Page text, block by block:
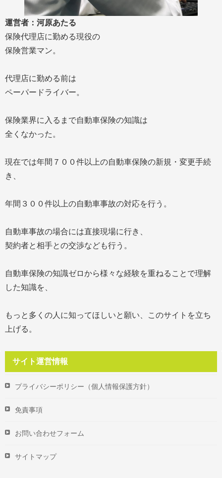
運営者：河原あたる
保険代理店に勤める現役の
保険営業マン。
代理店に勤める前は
ペーパードライバー。
保険業界に入るまで自動車保険の知識は
全くなかった。
現在では年間７００件以上の自動車保険の新規・変更手続
き、
年間３００件以上の自動車事故の対応を行う。
自動車事故の場合には直接現場に行き、
契約者と相手との交渉なども行う。
自動車保険の知識ゼロから様々な経験を重ねることで理解
した知識を、
もっと多くの人に知ってほしいと願い、このサイトを立ち
上げる。
サイト運営情報
プライバシーポリシー（個人情報保護方針）
免責事項
お問い合わせフォーム
サイトマップ